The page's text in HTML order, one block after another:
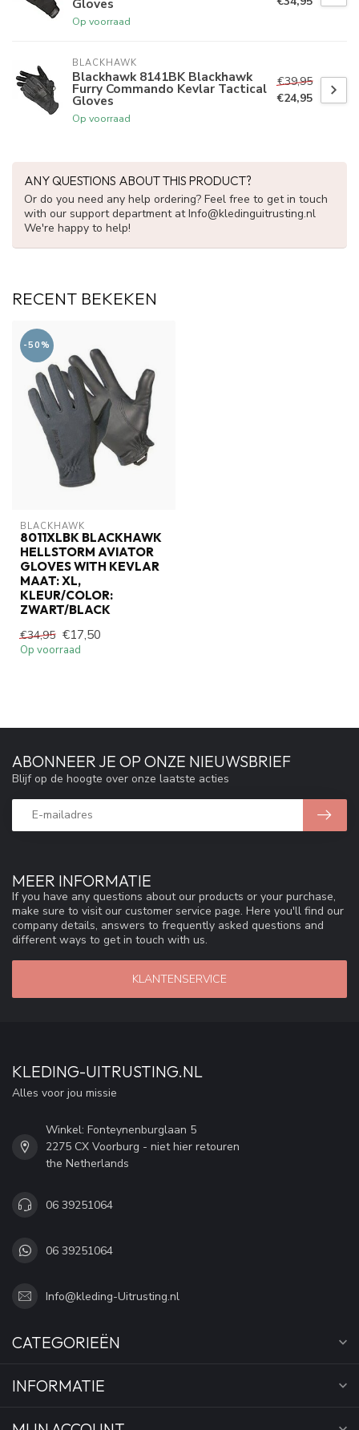
Gloves
Op voorraad
BLACKHAWK
Blackhawk 8141BK Blackhawk
Furry Commando Kevlar Tactical
Gloves
Op voorraad
€39,95
€24,95
ANY QUESTIONS ABOUT THIS PRODUCT?
Or do you need any help ordering? Feel free to get in touch
with our support department atInfo@kledinguitrusting.nl
We're happy to help!
RECENT BEKEKEN
-50%
BLACKHAWK
8011XLBK BLACKHAWK
HELLSTORM AVIATOR
GLOVES WITH KEVLAR
MAAT: XL,
KLEUR/COLOR:
ZWART/BLACK
€34,95 €17,50
Op voorraad
MEER INFORMATIE
If you have any questions about our products or your purchase,
make sure to visit our customer service page. Here you'll find our
company details, answers to frequently asked questions and
different ways to get in touch with us.
KLANTENSERVICE
ABONNEER JE OP ONZE NIEUWSBRIEF
Blijf op de hoogte over onze laatste acties
KLEDING-UITRUSTING.NL
Alles voor jou missie
Winkel: Fonteynenburglaan 5
2275 CX Voorburg - niet hier retouren
the Netherlands
06 39251064
06 39251064
Info@kleding-Uitrusting.nl
CATEGORIEËN
INFORMATIE